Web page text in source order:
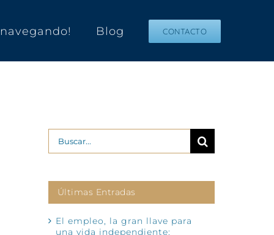
navegando! Blog CONTACTO
Buscar:
Últimas Entradas
El empleo, la gran llave para
una vida independiente: